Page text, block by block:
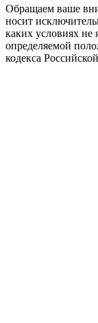
Обращаем ваше
носит
каких условиях не
определяемой
кодекса